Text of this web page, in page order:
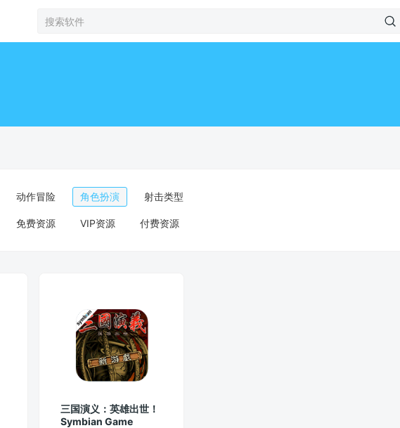
动作冒险 角色扮演 射击类型
免费资源 VIP资源 付费资源
三国演义：英雄出世！
Symbian Game